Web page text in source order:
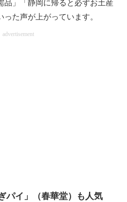
品」「静岡に帰ると必ずお土産
た声が上がっています。
advertisement
パイ」（春華堂）も人気